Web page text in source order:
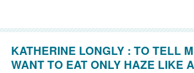
KATHERINE LONGLY : TO TELL
WANT TO EAT ONLY HAZE LIKE